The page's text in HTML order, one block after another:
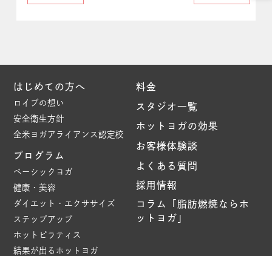
はじめての方へ
ロイブの想い
安全衛生方針
全米ヨガアライアンス認定校
プログラム
ベーシックヨガ
健康・美容
ダイエット・エクササイズ
ステップアップ
ホットピラティス
結果が出るホットヨガ
料金
スタジオ一覧
ホットヨガの効果
お客様体験談
よくある質問
採用情報
コラム「脂肪燃焼ならホ
ットヨガ」